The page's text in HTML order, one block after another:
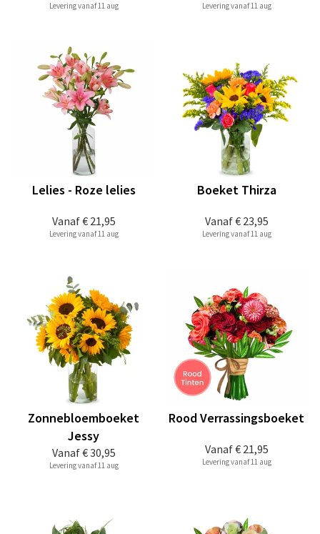
Levering vanaf 11 aug Levering vanaf 11 aug
Vanaf€ 21,95
Lelies - Roze lelies
Levering vanaf 11 aug
Vanaf€ 23,95
Boeket Thirza
Levering vanaf 11 aug
Vanaf€ 30,95
Zonnebloemboeket
Jessy
Levering vanaf 11 aug
Vanaf€ 21,95
Rood Verrassingsboeket
Levering vanaf 11 aug